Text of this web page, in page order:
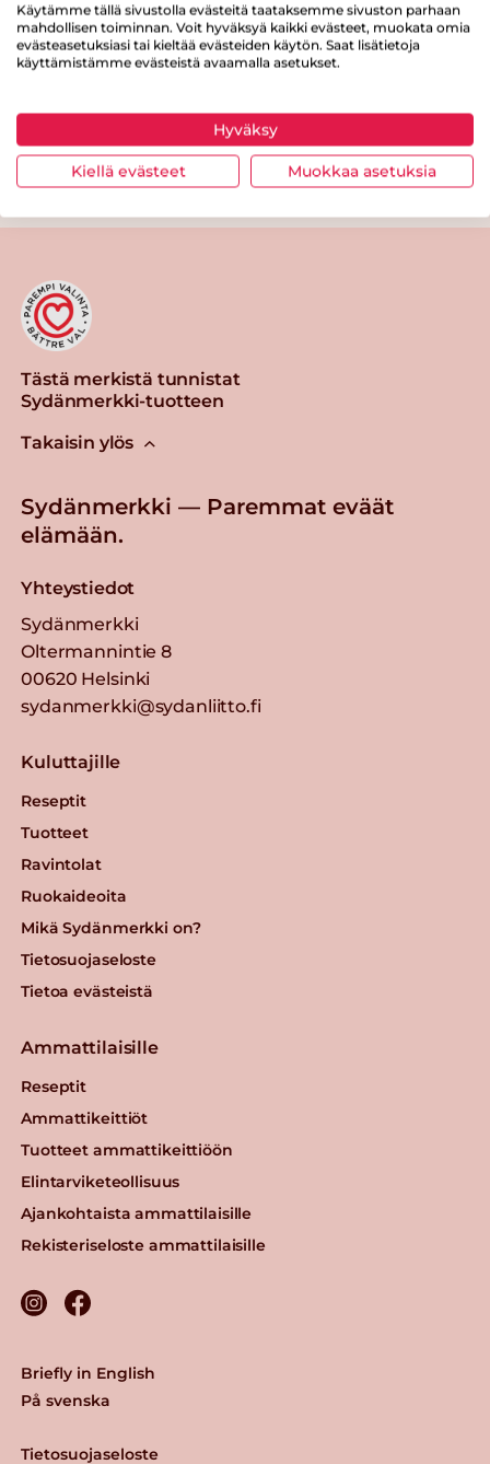
Proteiinia 0.5 g
Suolaa
Tulosta sivu Jaa tuote
Tästä merkistä tunnistat
Sydänmerkki-tuotteen
Takaisin ylös
Sydänmerkki — Paremmat eväät
elämään.
Yhteystiedot
Sydänmerkki
Oltermannintie 8
00620 Helsinki
sydanmerkki@sydanliitto.fi
Kuluttajille
Reseptit
Tuotteet
Ravintolat
Ruokaideoita
Mikä Sydänmerkki on?
Tietosuojaseloste
Tietoa evästeistä
Ammattilaisille
Reseptit
Ammattikeittiöt
Tuotteet ammattikeittiöön
Elintarviketeollisuus
Ajankohtaista ammattilaisille
Rekisteriseloste ammattilaisille
Tietosuojaseloste
Briefly in English
På svenska
Käytämme tällä sivustolla evästeitä taataksemme sivuston parhaan
mahdollisen toiminnan. Voit hyväksyä kaikki evästeet, muokata omia
evästeasetuksiasi tai kieltää evästeiden käytön. Saat lisätietoja
käyttämistämme evästeistä avaamalla asetukset.
Hyväksy
Kiellä evästeet Muokkaa asetuksia